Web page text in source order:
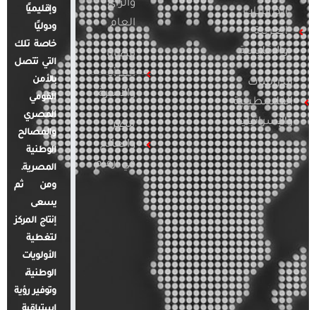
الدراسات
العربية
والإقليمية
الدراسات
الفلسطينية
والإسرائيلية
والرأي
العام
قضايا
المرأة
والأسرة
مصر
والعالم
في أرقام
وإقليميًا
ودوليًا
خاصة تلك
التي تتصل
بالأمن
القومي
المصري
والمصالح
الوطنية
المصرية.
ومن ثم
يسعى
إنتاج المركز
لتغطية
الأولويات
الوطنية،
وتوفير رؤية